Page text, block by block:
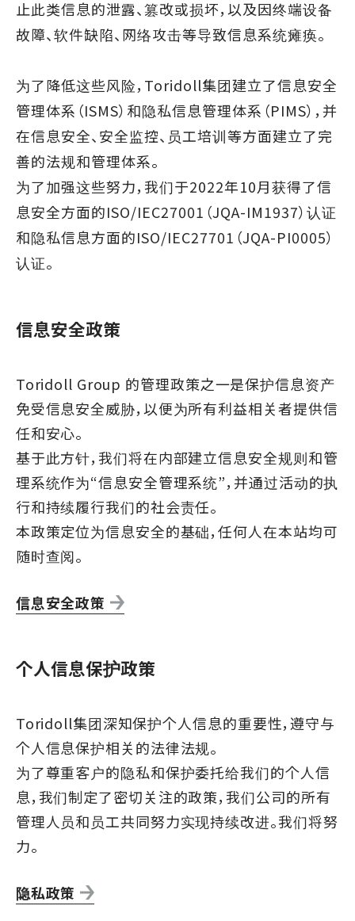
止此类信息的泄露、篡改或损坏，以及因终端设备
故障、软件缺陷、网络攻击等导致信息系统瘫痪。
为了降低这些风险，Toridoll集团建立了信息安全
管理体系（ISMS）和隐私信息管理体系（PIMS），并
在信息安全、安全监控、员工培训等方面建立了完
善的法规和管理体系。
为了加强这些努力，我们于2022年10月获得了信
息安全方面的ISO/IEC27001（JQA-IM1937）认证
和隐私信息方面的ISO/IEC27701（JQA-PI0005）
认证。
信息安全政策
Toridoll Group 的管理政策之一是保护信息资产
免受信息安全威胁，以便为所有利益相关者提供信
任和安心。
基于此方针，我们将在内部建立信息安全规则和管
理系统作为“信息安全管理系统”，并通过活动的执
行和持续履行我们的社会责任。
本政策定位为信息安全的基础，任何人在本站均可
随时查阅。
信息安全政策
个人信息保护政策
Toridoll集团深知保护个人信息的重要性，遵守与
个人信息保护相关的法律法规。
为了尊重客户的隐私和保护委托给我们的个人信
息，我们制定了密切关注的政策，我们公司的所有
管理人员和员工共同努力实现持续改进。我们将努
力。
隐私政策